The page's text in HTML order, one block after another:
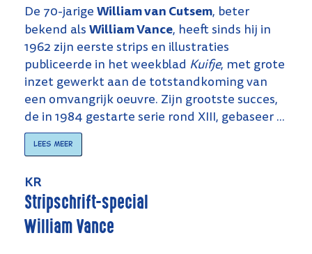
De 70-jarige William van Cutsem, beter
bekend als William Vance, heeft sinds hij in
1962 zijn eerste strips en illustraties
publiceerde in het weekblad Kuifje, met grote
inzet gewerkt aan de totstandkoming van
een omvangrijk oeuvre. Zijn grootste succes,
de in 1984 gestarte serie rond XIII, gebaseer ...
Lees meer
KR
Stripschrift-special
William Vance